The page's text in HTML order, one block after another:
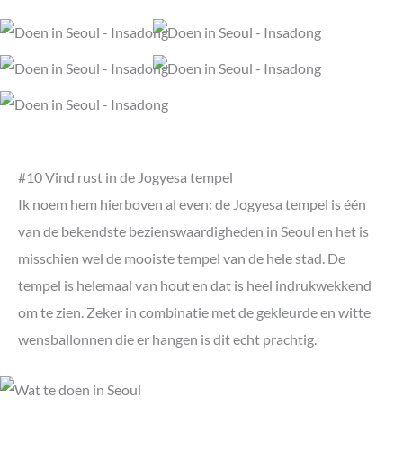
#10 Vind rust in de Jogyesa tempel
Ik noem hem hierboven al even: de Jogyesa tempel is één
van de bekendste bezienswaardigheden in Seoul en het is
misschien wel de mooiste tempel van de hele stad. De
tempel is helemaal van hout en dat is heel indrukwekkend
om te zien. Zeker in combinatie met de gekleurde en witte
wensballonnen die er hangen is dit echt prachtig.